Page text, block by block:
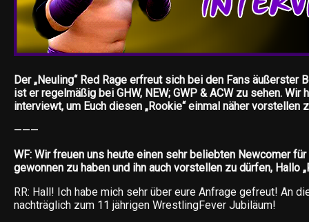
Der „Neuling“ Red Rage erfreut sich bei den Fans äußerster
ist er regelmäßig bei GHW, NEW; GWP & ACW zu sehen. Wir
interviewt, um Euch diesen „Rookie“ einmal näher vorstellen
———
WF: Wir freuen uns heute einen sehr beliebten Newcomer
gewonnen zu haben und ihn auch vorstellen zu dürfen, Hallo
RR: Hall! Ich habe mich sehr über eure Anfrage gefreut! An
nachträglich zum 11 jährigen WrestlingFever Jubiläum!